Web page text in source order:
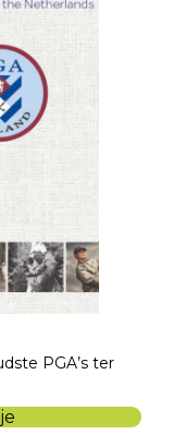
PGA’s ter